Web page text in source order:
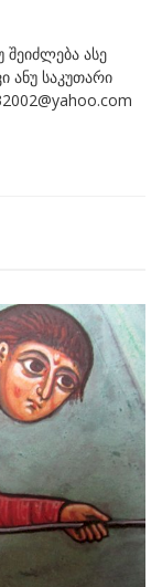
შეიძლება ასე
ანუ საკუთარი